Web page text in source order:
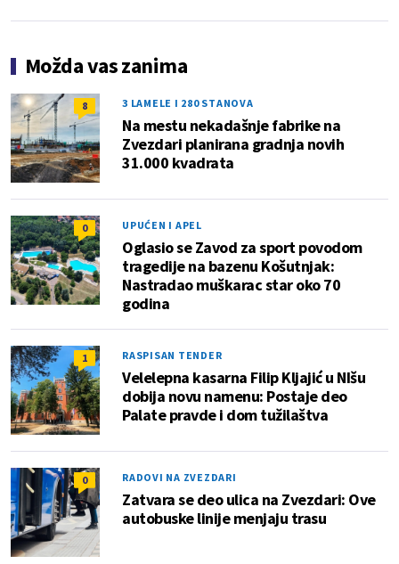
Možda vas zanima
8 3 LAMELE I 280 STANOVA
Na mestu nekadašnje fabrike na
Zvezdari planirana gradnja novih
31.000 kvadrata
0 UPUĆEN I APEL
Oglasio se Zavod za sport povodom
tragedije na bazenu Košutnjak:
Nastradao muškarac star oko 70
godina
1 RASPISAN TENDER
Velelepna kasarna Filip Kljajić u NIšu
dobija novu namenu: Postaje deo
Palate pravde i dom tužilaštva
0 RADOVI NA ZVEZDARI
Zatvara se deo ulica na Zvezdari: Ove
autobuske linije menjaju trasu